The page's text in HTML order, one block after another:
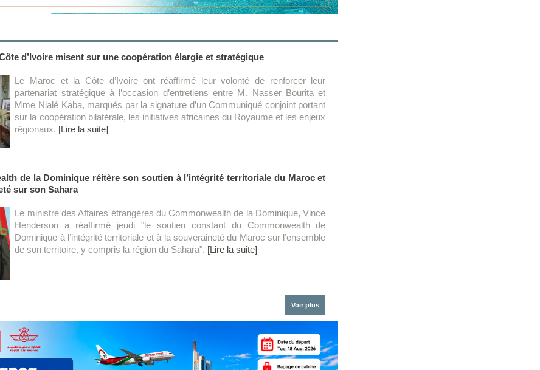
d’Ivoire misent sur une coopération élargie et stratégique
Le Maroc et la Côte d’Ivoire ont réaffirmé leur volonté de renforcer leur
partenariat stratégique à l’occasion d’entretiens entre M. Nasser Bourita et
Mme Nialé Kaba, marqués par la signature d’un Communiqué conjoint portant
sur la coopération bilatérale, les initiatives africaines du Royaume et les enjeux
régionaux. [Lire la suite]
de la Dominique réitère son soutien à l’intégrité territoriale du Maroc et
sur son Sahara
Le ministre des Affaires étrangères du Commonwealth de la Dominique, Vince
Henderson a réaffirmé jeudi "le soutien constant du Commonwealth de
Dominique à l’intégrité territoriale et à la souveraineté du Maroc sur l’ensemble
de son territoire, y compris la région du Sahara". [Lire la suite]
Voir plus